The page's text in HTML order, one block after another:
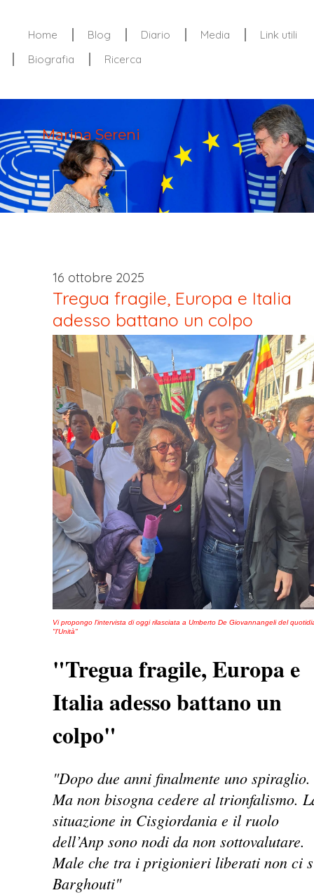
Home Blog Diario Media
Link utili
Biografia
Ricerca
Marina Sereni
16 ottobre 2025
Tregua fragile, Europa e Italia
adesso battano un colpo
Vi propongo l'intervista di oggi rilasciata a Umberto De Giovannangeli del
"l'Unità"
"Tregua fragile, Europa e
Italia adesso battano un
colpo"
"Dopo due anni finalmente uno spiraglio.
Ma non bisogna cedere al trionfalismo.
situazione in Cisgiordania e il ruolo
dell’Anp sono nodi da non sottovalutare.
Male che tra i prigionieri liberati non ci
Barghouti"